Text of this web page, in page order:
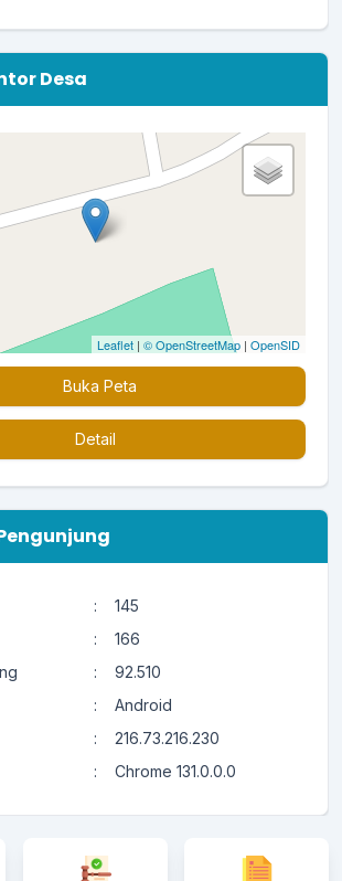
Desa
Leaflet | © OpenStreetMap | OpenSID
Buka Peta
Detail
:
145
:
166
:
92.510
:
Android
:
216.73.216.230
: Chrome 131.0.0.0